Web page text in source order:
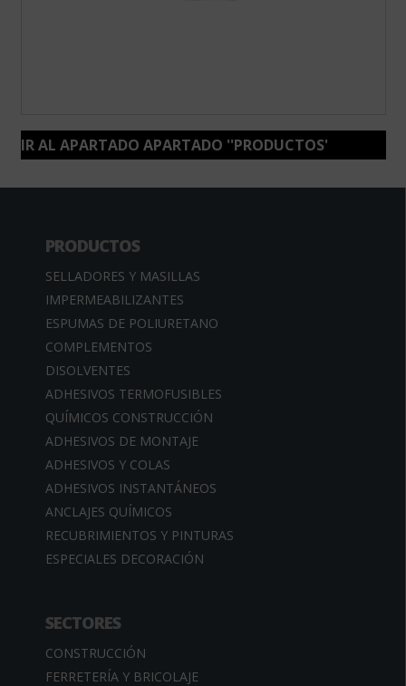
IR AL APARTADO APARTADO ''PRODUCTOS'
PRODUCTOS
SELLADORES Y MASILLAS
IMPERMEABILIZANTES
ESPUMAS DE POLIURETANO
COMPLEMENTOS
DISOLVENTES
ADHESIVOS TERMOFUSIBLES
QUÍMICOS CONSTRUCCIÓN
ADHESIVOS DE MONTAJE
ADHESIVOS Y COLAS
ADHESIVOS INSTANTÁNEOS
ANCLAJES QUÍMICOS
RECUBRIMIENTOS Y PINTURAS
ESPECIALES DECORACIÓN
SECTORES
CONSTRUCCIÓN
FERRETERÍA Y BRICOLAJE